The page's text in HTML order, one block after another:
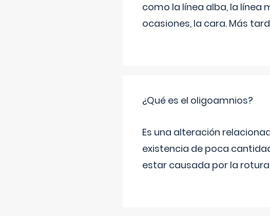
como la línea alba, la línea
ocasiones, la cara. Más
¿Qué es el oligoamnios?
Es una alteración
existencia de poca
estar causada por la